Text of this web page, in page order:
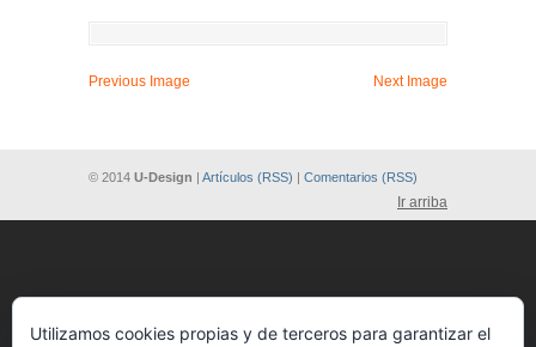
Previous Image Next Image
© 2014 U-Design | Artículos (RSS) | Comentarios (RSS)
Ir arriba
Utilizamos cookies propias y de terceros para garantizar el